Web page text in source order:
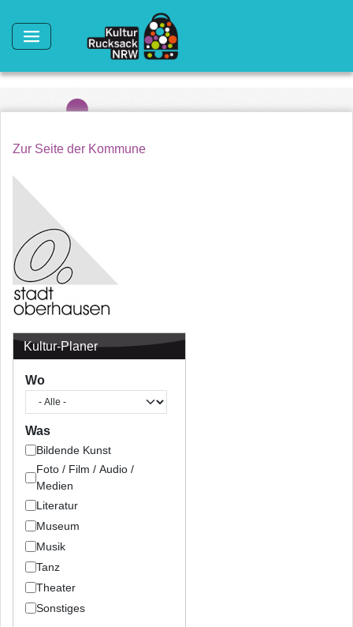
Zur Seite der Kommune
Kultur-Planer
Wo
Was
Bildende Kunst
Foto / Film / Audio /
Medien
Literatur
Museum
Musik
Tanz
Theater
Sonstiges